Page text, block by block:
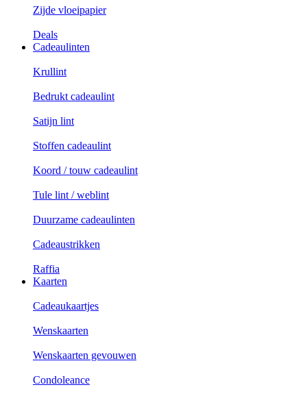
Zijde vloeipapier
Deals
Cadeaulinten
Krullint
Bedrukt cadeaulint
Satijn lint
Stoffen cadeaulint
Koord / touw cadeaulint
Tule lint / weblint
Duurzame cadeaulinten
Cadeaustrikken
Raffia
Kaarten
Cadeaukaartjes
Wenskaarten
Wenskaarten gevouwen
Condoleance